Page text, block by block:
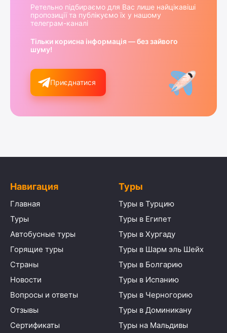
Ретельно підбираємо для Вас лише найцікавіші
пропозиції та публікуємо їх у нашому
телеграм-каналі
Тільки корисна інформація — без зайвого
шуму!
Приєднатися
Навигация
Главная
Туры
Автобусные туры
Горящие туры
Страны
Новости
Вопросы и ответы
Отзывы
Сертификаты
Туры
Туры в Турцию
Туры в Египет
Туры в Хургаду
Туры в Шарм эль Шейх
Туры в Болгарию
Туры в Испанию
Туры в Черногорию
Туры в Доминикану
Туры на Мальдивы